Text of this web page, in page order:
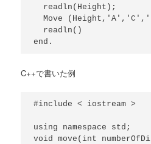
  readln(Height);
Move
  readln()
C++で書いた例
#include < iostream >
using namespace std;
void move(int